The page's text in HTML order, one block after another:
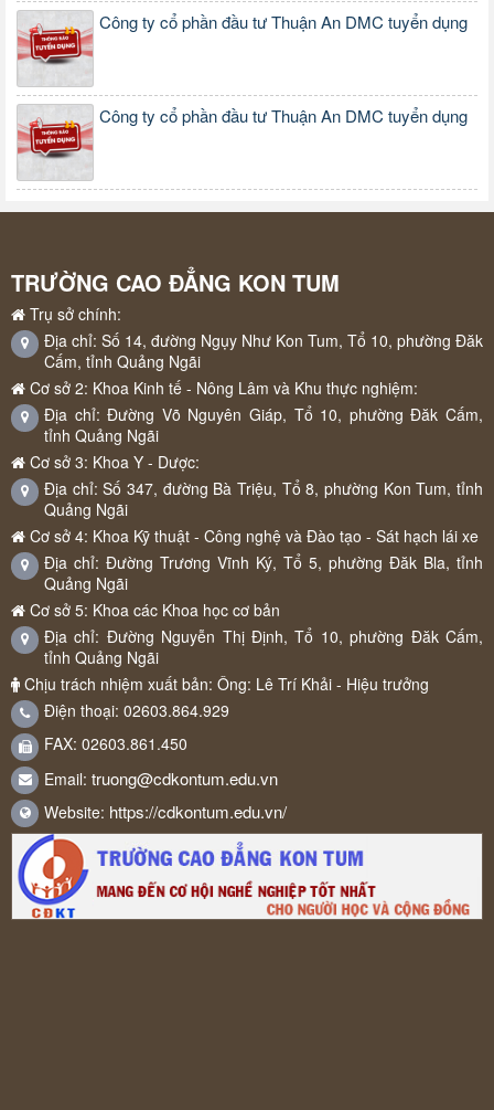
Công ty cổ phần đầu tư Thuận An DMC tuyển dụng
Công ty cổ phần đầu tư Thuận An DMC tuyển dụng
TRƯỜNG CAO ĐẲNG KON TUM
Trụ sở chính:
Địa chỉ: Số 14, đường Ngụy Như Kon Tum, Tổ 10, phường Đăk
Cấm, tỉnh Quảng Ngãi
Cơ sở 2: Khoa Kinh tế - Nông Lâm và Khu thực nghiệm:
Địa chỉ: Đường Võ Nguyên Giáp, Tổ 10, phường Đăk Cấm,
tỉnh Quảng Ngãi
Cơ sở 3: Khoa Y - Dược:
Địa chỉ: Số 347, đường Bà Triệu, Tổ 8, phường Kon Tum, tỉnh
Quảng Ngãi
Cơ sở 4: Khoa Kỹ thuật - Công nghệ và Đào tạo - Sát hạch lái xe
Địa chỉ: Đường Trương Vĩnh Ký, Tổ 5, phường Đăk Bla, tỉnh
Quảng Ngãi
Cơ sở 5: Khoa các Khoa học cơ bản
Địa chỉ: Đường Nguyễn Thị Định, Tổ 10, phường Đăk Cấm,
tỉnh Quảng Ngãi
Chịu trách nhiệm xuất bản: Ông: Lê Trí Khải - Hiệu trưởng
Điện thoại: 02603.864.929
FAX: 02603.861.450
Email: truong@cdkontum.edu.vn
Website: https://cdkontum.edu.vn/